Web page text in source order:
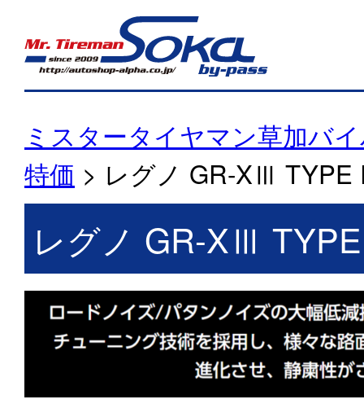
ミスタータイヤマン草加バ
特価 > レグノ GR-XⅢ TYPE
レグノ GR-XⅢ